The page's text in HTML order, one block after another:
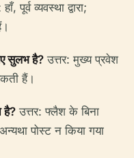
पूर्व व्यवस्था द्वारा;
सुलभ है? उत्तर: मुख्य प्रवेश
हैं।
है?उत्तर: फ्लैश के बिना
पोस्ट न किया गया